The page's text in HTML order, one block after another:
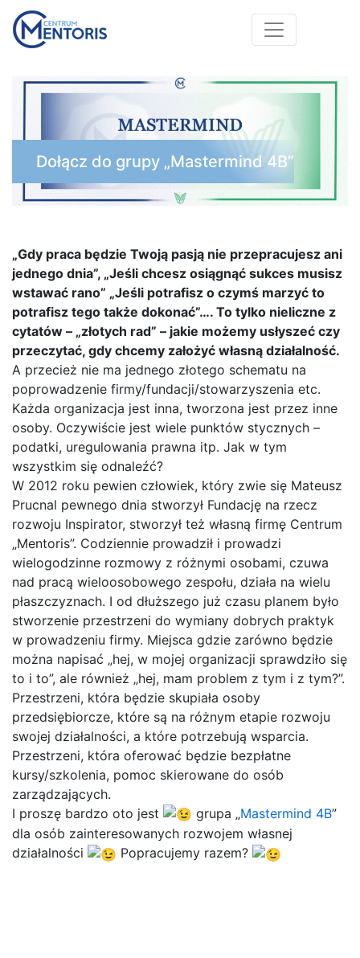
Przejdź do treści
Otwórz/
Dołącz do grupy „Mastermind 4B”
„Gdy praca będzie Twoją pasją nie przepracujesz ani
jednego dnia”, „Jeśli chcesz osiągnąć sukces musisz
wstawać rano” „Jeśli potrafisz o czymś marzyć to
potrafisz tego także dokonać”…. To tylko nieliczne z
cytatów – „złotych rad” – jakie możemy usłyszeć czy
przeczytać, gdy chcemy założyć własną działalność.
A przecież nie ma jednego złotego schematu na
poprowadzenie firmy/fundacji/stowarzyszenia etc.
Każda organizacja jest inna, tworzona jest przez inne
osoby. Oczywiście jest wiele punktów stycznych –
podatki, uregulowania prawna itp. Jak w tym
wszystkim się odnaleźć?
W 2012 roku pewien człowiek, który zwie się Mateusz
Prucnal pewnego dnia stworzył Fundację na rzecz
rozwoju Inspirator, stworzył też własną firmę Centrum
„Mentoris”. Codziennie prowadził i prowadzi
wielogodzinne rozmowy z różnymi osobami, czuwa
nad pracą wieloosobowego zespołu, działa na wielu
płaszczyznach. I od dłuższego już czasu planem było
stworzenie przestrzeni do wymiany dobrych praktyk
w prowadzeniu firmy. Miejsca gdzie zarówno będzie
można napisać „hej, w mojej organizacji sprawdziło się
to i to”, ale również „hej, mam problem z tym i z tym?”.
Przestrzeni, która będzie skupiała osoby
przedsiębiorcze, które są na różnym etapie rozwoju
swojej działalności, a które potrzebują wsparcia.
Przestrzeni, która oferować będzie bezpłatne
kursy/szkolenia, pomoc skierowane do osób
zarządzających.
I proszę bardzo oto jest
grupa „Mastermind 4B”
dla osób zainteresowanych rozwojem własnej
działalności
Popracujemy razem?